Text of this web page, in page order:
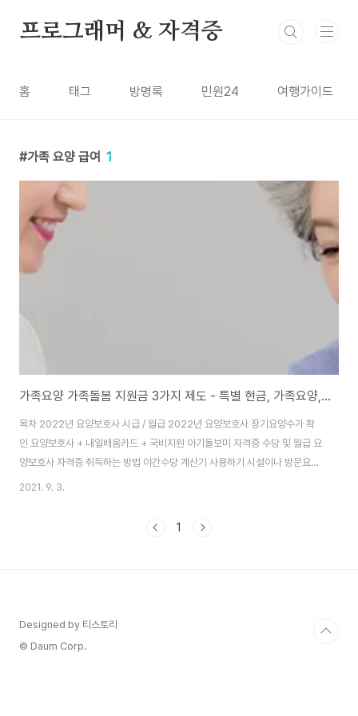
프로그래머 & 자격증
홈 태그 방명록 민원24 여행가이드
가족 요양 급여 1
가족요양 가족돌봄 지원금 3가지 제도 - 특별 현금, 가족요양, 양육수당
목차 2022년 요양보호사 시급 / 월급 2022년 요양보호사 장기요양수가 확
인 요양보호사 + 내일배움카드 + 국비지원 아기돌보미 자격증 수당 및 월급 요
양보호사 자격증 취득하는 방법 야간수당 계산기 사용하기 시설이나 방문요양
서비스 지원금 대신에 현금으로 월 15만원을 받을 수 있습니다. 내가 직접 가족
에 따라 30만 원에서 20만 원을 지원받을 수 있습니다. 오늘은 집에서 자녀나
2021. 9. 3.
1
Designed by 티스토리
© Daum Corp.